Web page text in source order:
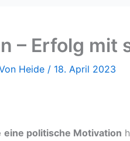
– Erfolg
Heide / 18. April 2023
eine politische Motivation